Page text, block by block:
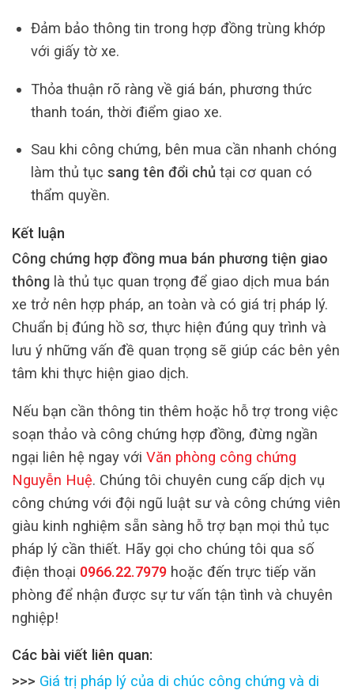
Đảm bảo thông tin trong hợp đồng trùng khớp
với giấy tờ xe.
Thỏa thuận rõ ràng về giá bán, phương thức
thanh toán, thời điểm giao xe.
Sau khi công chứng, bên mua cần nhanh chóng
làm thủ tục sang tên đổi chủtại cơ quan có
thẩm quyền.
Kết luận
Công chứng hợp đồng mua bán phương tiện giao
thông là thủ tục quan trọng để giao dịch mua bán
xe trở nên hợp pháp, an toàn và có giá trị pháp lý.
Chuẩn bị đúng hồ sơ, thực hiện đúng quy trình và
lưu ý những vấn đề quan trọng sẽ giúp các bên yên
tâm khi thực hiện giao dịch.
Nếu bạn cần thông tin thêm hoặc hỗ trợ trong việc
soạn thảo và công chứng hợp đồng, đừng ngần
ngại liên hệ ngay với Văn phòng công chứng
Nguyễn Huệ. Chúng tôi chuyên cung cấp dịch vụ
công chứng với đội ngũ luật sư và công chứng viên
giàu kinh nghiệm sẵn sàng hỗ trợ bạn mọi thủ tục
pháp lý cần thiết. Hãy gọi cho chúng tôi qua số
điện thoại 0966.22.7979 hoặc đến trực tiếp văn
phòng để nhận được sự tư vấn tận tình và chuyên
nghiệp!
Các bài viết liên quan:
>>> Giá trị pháp lý của di chúc công chứng và di